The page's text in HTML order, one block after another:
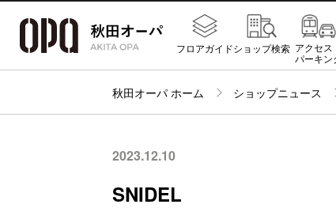
フロアガイドショップ検索 アクセス
パーキン
秋田オーパ ホーム ショップニュース
2023.12.10
SNIDEL